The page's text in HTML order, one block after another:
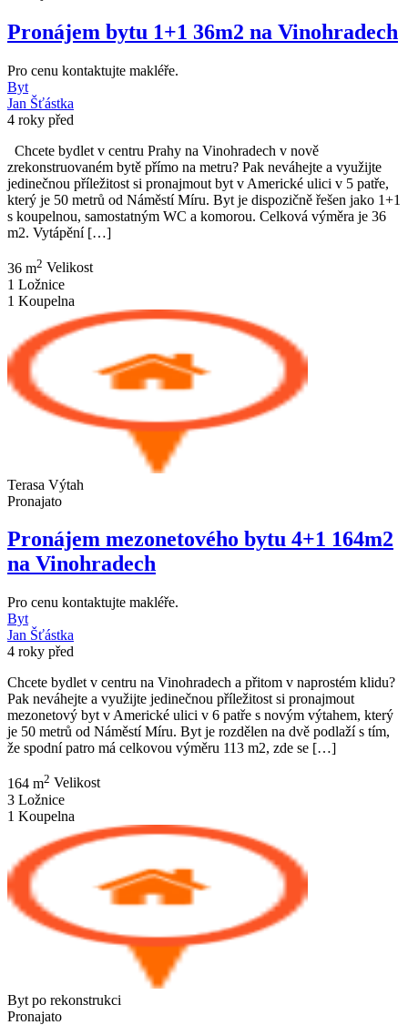
Pronájem bytu 1+1 36m2 na Vinohradech
Pro cenu kontaktujte makléře.
Byt
Jan Šťástka
4 roky před
Chcete bydlet v centru Prahy na Vinohradech v nově
zrekonstruovaném bytě přímo na metru? Pak neváhejte a využijte
jedinečnou příležitost si pronajmout byt v Americké ulici v 5 patře,
který je 50 metrů od Náměstí Míru. Byt je dispozičně řešen jako 1+1
s koupelnou, samostatným WC a komorou. Celková výměra je 36
m2. Vytápění […]
36 m2 Velikost
1 Ložnice
1 Koupelna
Terasa Výtah
Pronajato
Pronájem mezonetového bytu 4+1 164m2
na Vinohradech
Pro cenu kontaktujte makléře.
Byt
Jan Šťástka
4 roky před
Chcete bydlet v centru na Vinohradech a přitom v naprostém klidu?
Pak neváhejte a využijte jedinečnou příležitost si pronajmout
mezonetový byt v Americké ulici v 6 patře s novým výtahem, který
je 50 metrů od Náměstí Míru. Byt je rozdělen na dvě podlaží s tím,
že spodní patro má celkovou výměru 113 m2, zde se […]
164 m2 Velikost
3 Ložnice
1 Koupelna
Byt po rekonstrukci
Pronajato